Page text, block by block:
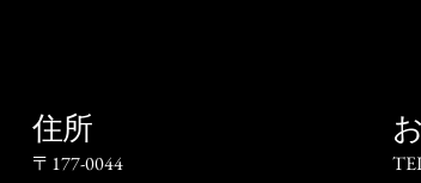
住所
〒177-0044